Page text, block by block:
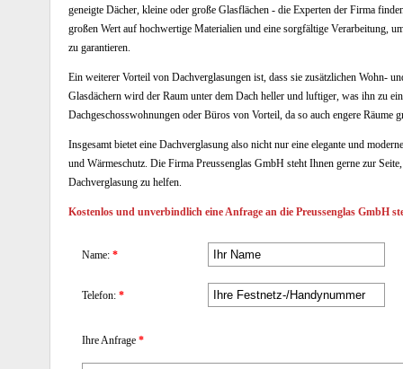
geneigte Dächer, kleine oder große Glasflächen - die Experten der Firma
großen Wert auf hochwertige Materialien und eine sorgfältige Verarbeitung,
zu garantieren.
Ein weiterer Vorteil von Dachverglasungen ist, dass sie zusätzlichen Wohn-
Glasdächern wird der Raum unter dem Dach heller und luftiger, was ihn zu
Dachgeschosswohnungen oder Büros von Vorteil, da so auch engere Räume
Insgesamt bietet eine Dachverglasung also nicht nur eine elegante und
und Wärmeschutz. Die Firma Preussenglas GmbH steht Ihnen gerne zur
Dachverglasung zu helfen.
Kostenlos und unverbindlich eine Anfrage an die Preussenglas GmbH
Name: *
Telefon: *
Ihre Anfrage *